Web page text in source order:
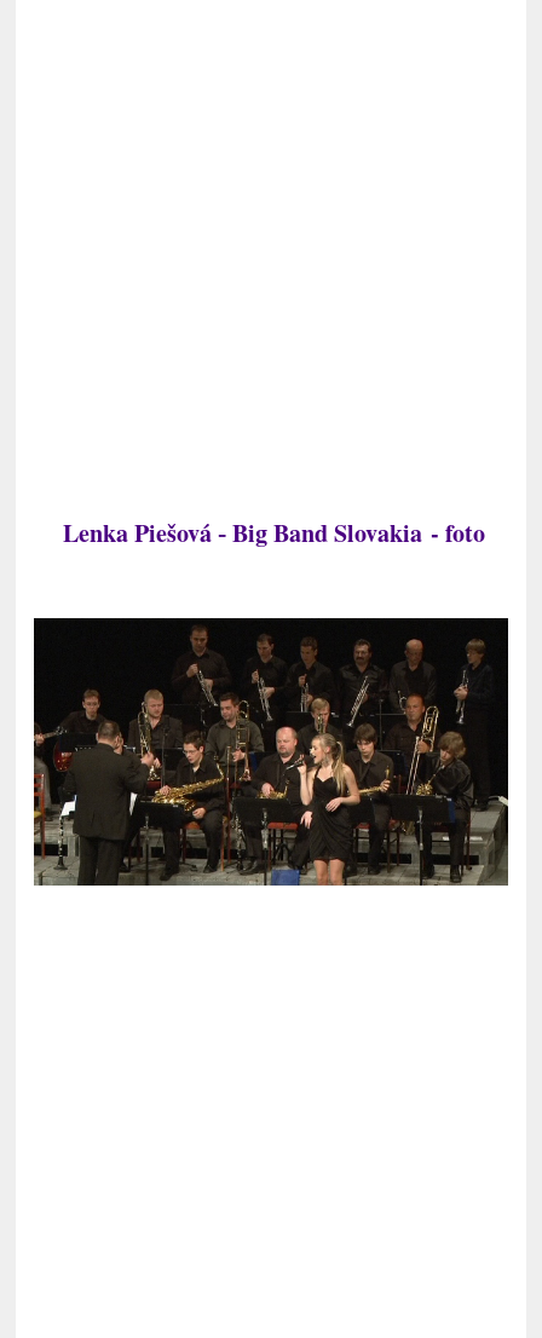
Lenka Piešová- Big Band Slovakia - foto